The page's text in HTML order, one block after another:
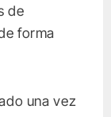
de
forma
una vez